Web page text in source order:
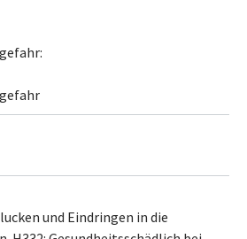
und Eindringen in die